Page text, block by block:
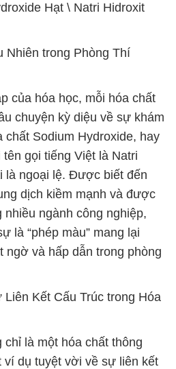
Hạt \ Natri Hidroxit
Nhiên trong Phòng Thí
của hóa học, mỗi hóa chất
chuyện kỳ diệu về sự khám
chất Sodium Hydroxide, hay
gọi tiếng Việt là Natri
là ngoại lệ. Được biết đến
dịch kiềm mạnh và được
ngành công nghiệp,
là “phép màu” mang lại
ngờ và hấp dẫn trong phòng
Kết Cấu Trúc trong Hóa
chỉ là một hóa chất thông
dụ tuyệt vời về sự liên kết